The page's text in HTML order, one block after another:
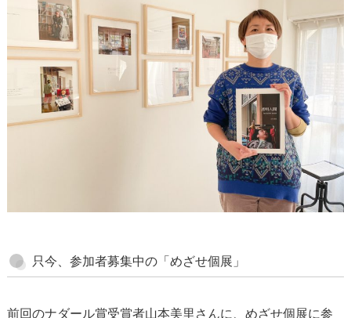
ナダールのある街
スタッフコラム
スタッフ
＜サポートスタッフ・田中いづみ＞
只今、参加者募集中の「めざせ個展」
前回のナダール賞受賞者山本美里さんに、めざせ個展に参